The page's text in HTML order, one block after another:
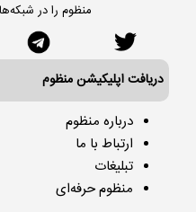
منظوم را در
دریافت اپلیکیشن منظوم
درباره منظوم
ارتباط با ما
تبلیغات
منظوم حرفه‌ای